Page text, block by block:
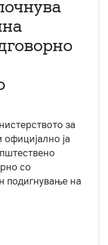
за
ја
со
подигнување на